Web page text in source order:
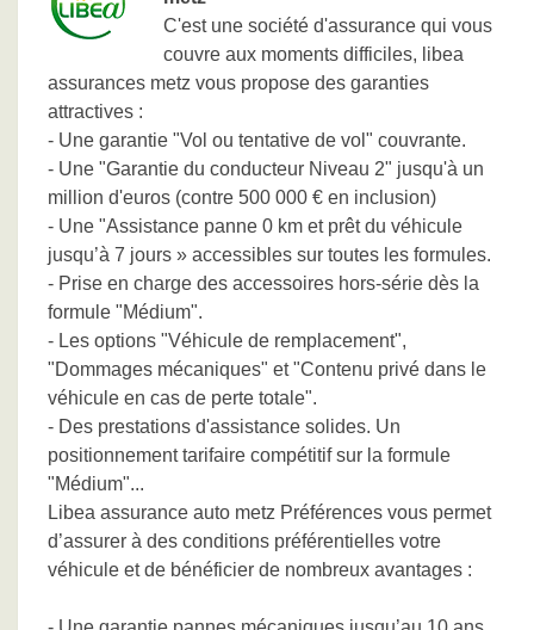
C'est une société d'assurance qui vous
couvre aux moments difficiles, libea
assurances metz vous propose des garanties
attractives :
- Une garantie "Vol ou tentative de vol" couvrante.
- Une "Garantie du conducteur Niveau 2" jusqu'à un
million d'euros (contre 500 000 € en inclusion)
- Une "Assistance panne 0 km et prêt du véhicule
jusqu’à 7 jours » accessibles sur toutes les formules.
- Prise en charge des accessoires hors-série dès la
formule "Médium".
- Les options "Véhicule de remplacement",
"Dommages mécaniques" et "Contenu privé dans le
véhicule en cas de perte totale".
- Des prestations d'assistance solides. Un
positionnement tarifaire compétitif sur la formule
"Médium"...
Libea assurance auto metz Préférences vous permet
d’assurer à des conditions préférentielles votre
véhicule et de bénéficier de nombreux avantages :